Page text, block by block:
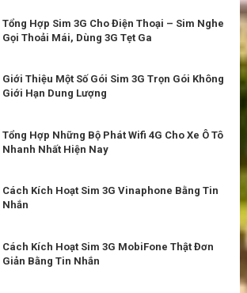
Tổng Hợp Sim 3G Cho Điện Thoại – Sim Nghe
Gọi Thoải Mái, Dùng 3G Tẹt Ga
Giới Thiệu Một Số Gói Sim 3G Trọn Gói Không
Giới Hạn Dung Lượng
Tổng Hợp Những Bộ Phát Wifi 4G Cho Xe Ô Tô
Nhanh Nhất Hiện Nay
Cách Kích Hoạt Sim 3G Vinaphone Bằng Tin
Nhắn
Cách Kích Hoạt Sim 3G MobiFone Thật Đơn
Giản Bằng Tin Nhắn